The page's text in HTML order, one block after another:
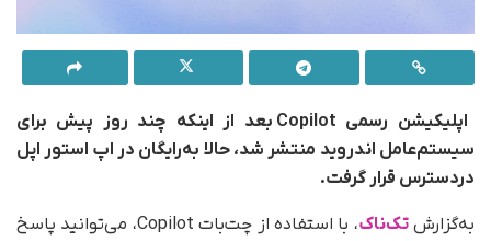
اپلیکیشن رسمی Copilot بعد از اینکه چند روز پیش برای
سیستم‌عامل اندروید منتشر شد، حالا به‌‌رایگان در اپ استور اپل
در‌دسترس قرار گرفت.
به‌گزارشتک‌ناک
، با استفاده از چت‌بات Copilot، می‌توانید پاسخ